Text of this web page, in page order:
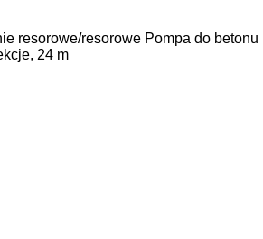
resorowe/resorowe Pompa do betonu
24 m